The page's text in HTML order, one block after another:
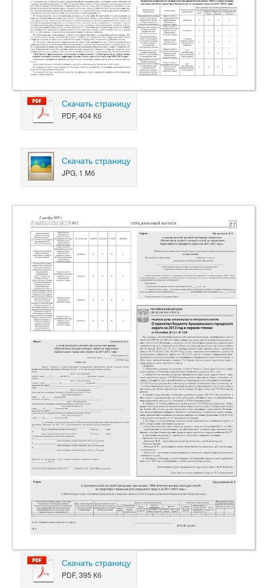
Скачать страницу
PDF, 404 Кб
Скачать страницу
JPG, 1 Мб
Скачать страницу
PDF, 395 Кб